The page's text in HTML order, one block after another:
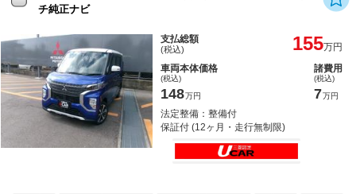
チ純正ナビ
支払総額
(税込) 155万円
車両本体価格
(税込)
148万円
諸費用
(税込)
7万円
法定整備：整備付
保証付 (12ヶ月・走行無制限)